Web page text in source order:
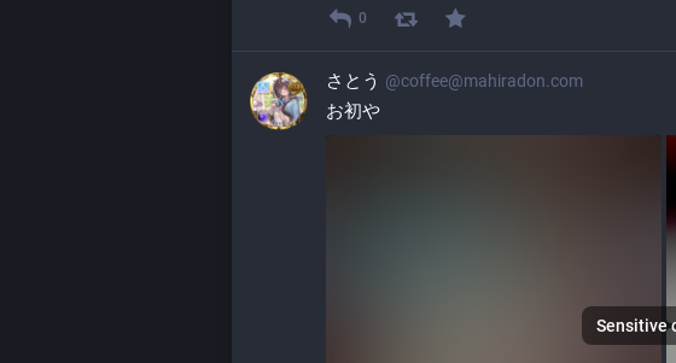
0
さとう @coffee@mahiradon.com
お初や
Sensitive